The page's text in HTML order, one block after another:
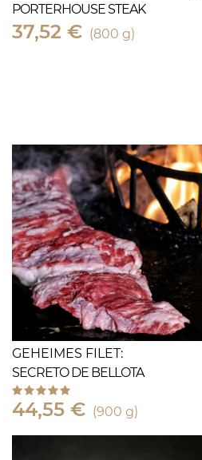
PORTERHOUSE STEAK
37,52 € (800 g)
GEHEIMES FILET:
SECRETO DE BELLOTA
44,55 € (900 g)